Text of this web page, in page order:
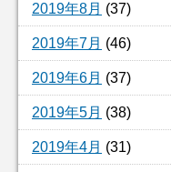
2019年8月 (37)
2019年7月 (46)
2019年6月 (37)
2019年5月 (38)
2019年4月 (31)